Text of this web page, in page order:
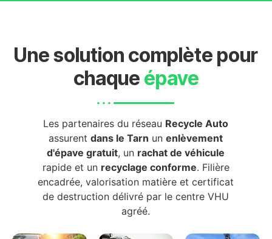
Une solution complète pour
chaque épave
Les partenaires du réseau Recycle Auto
assurentdans le Tarn unenlèvement
d'épave gratuit, un rachat de véhicule
rapide et un recyclage conforme. Filière
encadrée, valorisation matière et certificat
de destruction délivré par le centre VHU
agréé.